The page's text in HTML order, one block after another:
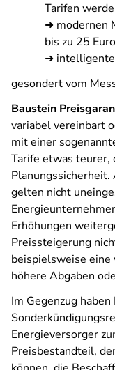
Tarifen
➜ modernen
bis zu 25
➜
gesondert vom
Baustein
variabel vereinbart
mit einer
Tarife etwas teurer,
Planungssicherheit.
gelten nicht
Erhöhungen
Preissteigerung
beispielsweise eine
höhere Abgaben
Im Gegenzug
Energieversorger
Preisbestandteil,